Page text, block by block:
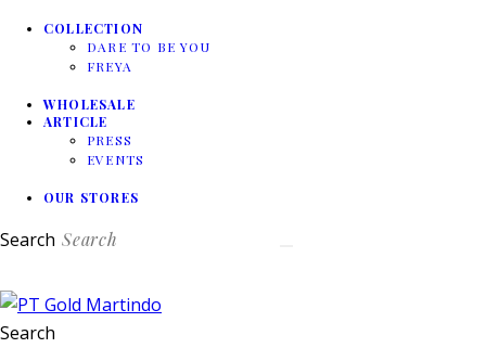
COLLECTION
DARE TO BE YOU
FREYA
WHOLESALE
ARTICLE
PRESS
EVENTS
OUR STORES
Search
Search